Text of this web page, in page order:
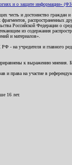
и о защите информации»
честь и достоинство
распространенных
Российской Федерации о
из содержания
и материалов».
учредителя и главного
к выражению
права на участие в
16 лет.